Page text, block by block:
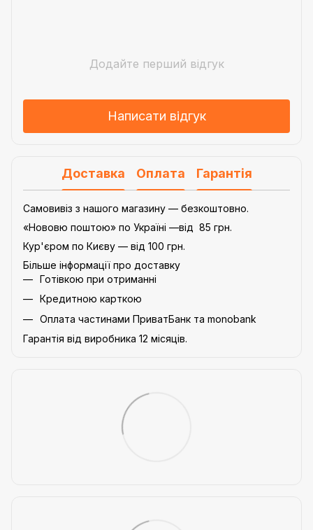
Додайте перший відгук
Написати відгук
Доставка Оплата Гарантія
Самовивіз з нашого магазину — безкоштовно.
«Нововю поштою» по Україні —від 85 грн.
Кур'єром по Києву — від 100 грн.
Більше інформації про доставку
Готівкою при отриманні
Кредитною карткою
Оплата частинами ПриватБанк та monobank
Гарантія від виробника 12 місяців.